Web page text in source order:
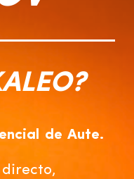
de Aute.
directo,